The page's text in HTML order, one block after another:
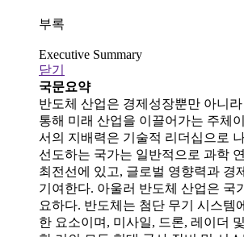
부록
Executive Summary
닫기
국문요약
반도체 산업은 경제성장뿐만 아니
통해 미래 산업을 이끌어가는 주체
서의 지배력은 기술적 리더십으로
선도하는 국가는 일반적으로 과학
최전선에 있고, 글로벌 영향력과 경
기여한다. 아울러 반도체 산업은 국
요하다. 반도체는 첨단 무기 시스템
한 요소이며, 미사일, 드론, 레이더